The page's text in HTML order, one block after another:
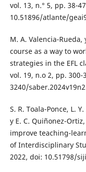
vol. 13, n.° 5, pp. 38-
10.51896/atlante/
M. A. Valencia-
course as a way to
strategies in the EFL
vol. 19, n.o 2, pp.
3240/
S. R. Toala-Ponce, L.
y E. C. Quiñonez-
improve teaching-
of Interdisciplinary
2022, doi: 10.51798/